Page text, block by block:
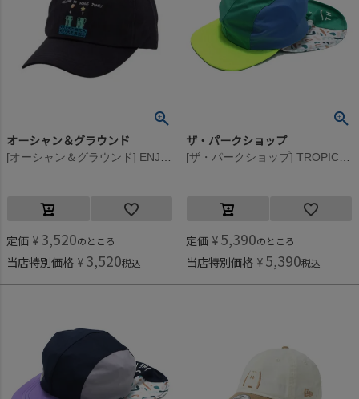
オーシャン＆グラウンド
定価 ¥ 3,520のところ
当店特別価格 ¥ 3,520税込
ザ・パークショップ
定価 ¥ 5,390のところ
当店特別価格 ¥ 5,390税込